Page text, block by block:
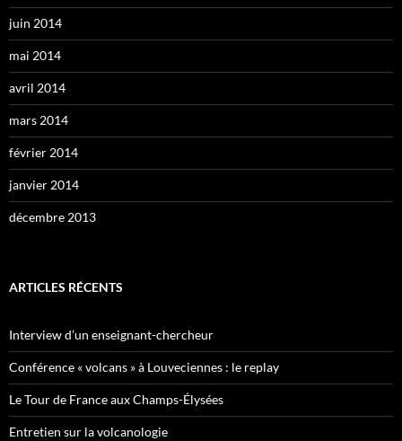
juin 2014
mai 2014
avril 2014
mars 2014
février 2014
janvier 2014
décembre 2013
ARTICLES RÉCENTS
Interview d’un enseignant-chercheur
Conférence « volcans » à Louveciennes : le replay
Le Tour de France aux Champs-Élysées
Entretien sur la volcanologie